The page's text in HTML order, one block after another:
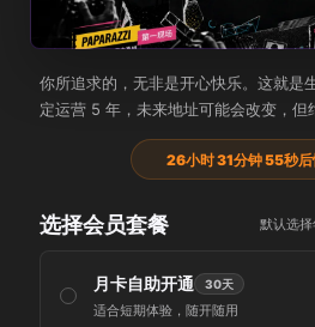
你所追求的，无非是开心快乐。这就是
定运营 5 年，未来地址可能会改变，但
26小时 31分钟 55秒
选择会员套餐 默认选择
月卡自助开通 30天
适合短期体验，随开随用